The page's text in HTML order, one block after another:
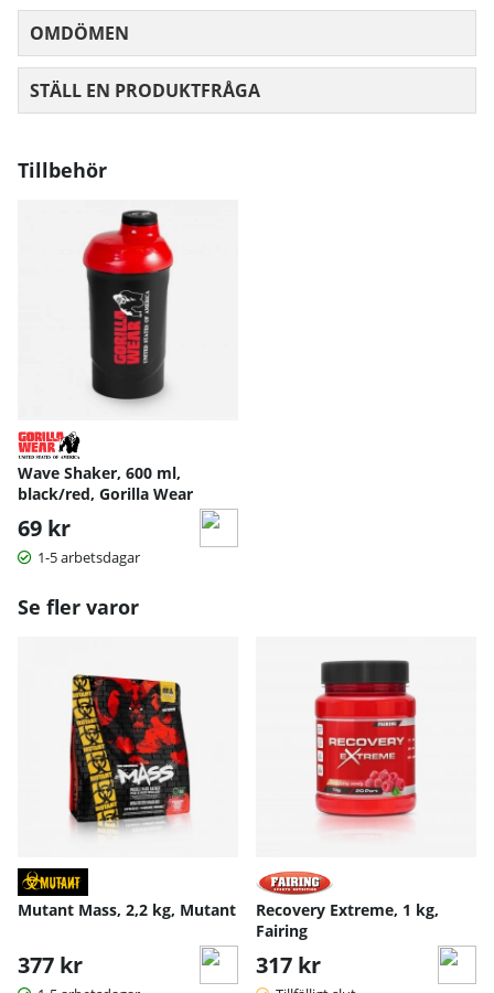
OMDÖMEN
STÄLL EN PRODUKTFRÅGA
Tillbehör
Wave Shaker, 600 ml,
black/red, Gorilla Wear
69 kr
1-5 arbetsdagar
Se fler varor
Mutant Mass, 2,2 kg, Mutant
377 kr
Recovery Extreme, 1 kg,
Fairing
317 kr